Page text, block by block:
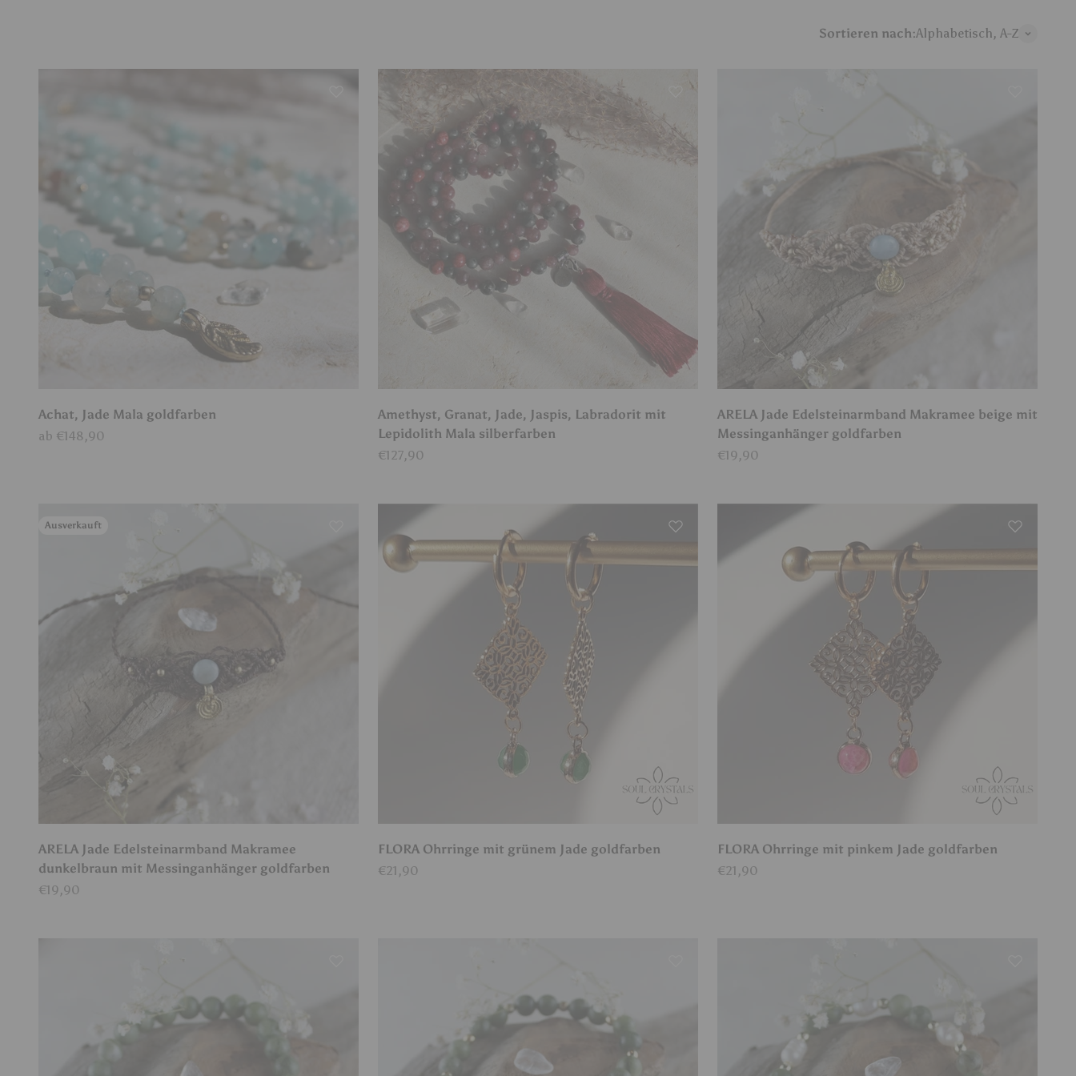
Sortieren nach:Alphabetisch, A-Z
Achat, Jade Mala goldfarben
Angebot
ab €148,90
Amethyst, Granat, Jade, Jaspis, Labradorit mit
Lepidolith Mala silberfarben
Angebot
€127,90
ARELA Jade Edelsteinarmband Makramee beige mit
Messinganhänger goldfarben
Angebot
€19,90
Ausverkauft
ARELA Jade Edelsteinarmband Makramee
dunkelbraun mit Messinganhänger goldfarben
Angebot
€19,90
FLORA Ohrringe mit grünem Jade goldfarben
Angebot
€21,90
FLORA Ohrringe mit pinkem Jade goldfarben
Angebot
€21,90